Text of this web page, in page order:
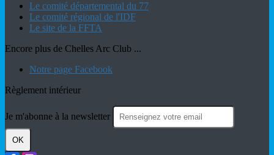
Le comité départemental du 77
Le comité régional de l'IDF
Le site de la FFTA
Encore plus de Chelles Arc Club ...
Notre page Facebook
Règlement intérieur
Je m'abonne à la newsletter
OK